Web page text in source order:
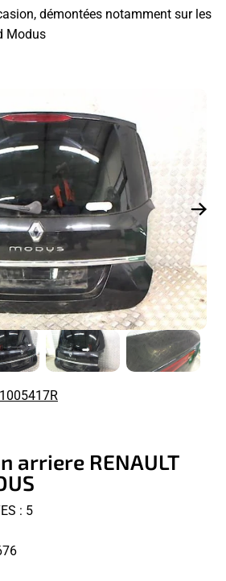
démontées notamment sur les
Modus
arriere RENAULT
: 5